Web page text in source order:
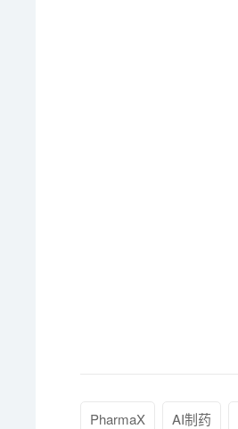
PharmaX AI制药